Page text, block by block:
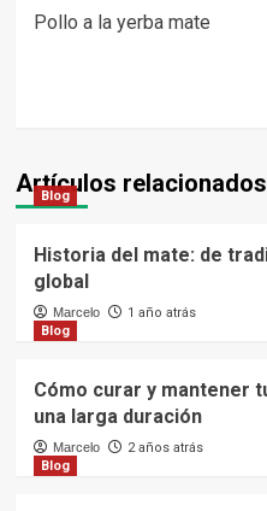
de
Pollo a la yerba mate
Artículos relacionados
Blog
Historia del mate: de
global
Marcelo
1 año atrás
Blog
Cómo curar y mantener
una larga duración
Marcelo
2 años atrás
Blog